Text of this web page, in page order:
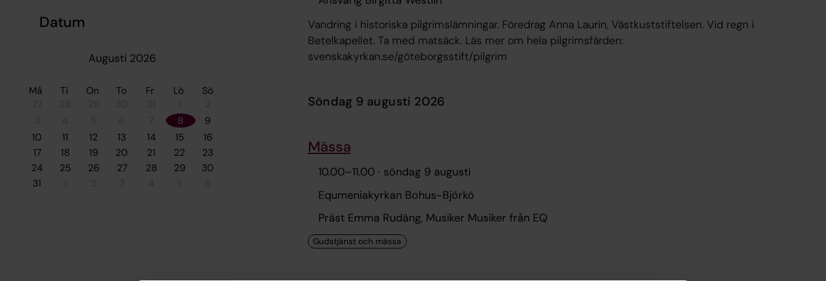
Datum
Augusti 2026
Må Ti On To Fr Lö
Sö
8
9
10
11 12 13 14 15
16
17
18 19 20 21 22
23
24
25 26 27 28 29
30
31
Vandring i historiska pilgrimslämningar. Föredrag Anna Laurin, Västkuststiftelsen. Vid regn i
Betelkapellet. Ta med matsäck. Läs mer om hela pilgrimsfärden:
svenskakyrkan.se/göteborgsstift/pilgrim
söndag 9 augusti 2026
Mässa
10.00–11.00 · söndag 9 augusti
Equmeniakyrkan Bohus-Björkö
Präst Emma Rudäng, Musiker Musiker från EQ